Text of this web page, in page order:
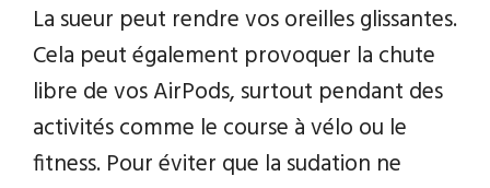
La sueur peut rendre vos oreilles glissantes.
Cela peut également provoquer la chute
libre de vos AirPods, surtout pendant des
activités comme le course à vélo ou le
fitness. Pour éviter que la sudation ne